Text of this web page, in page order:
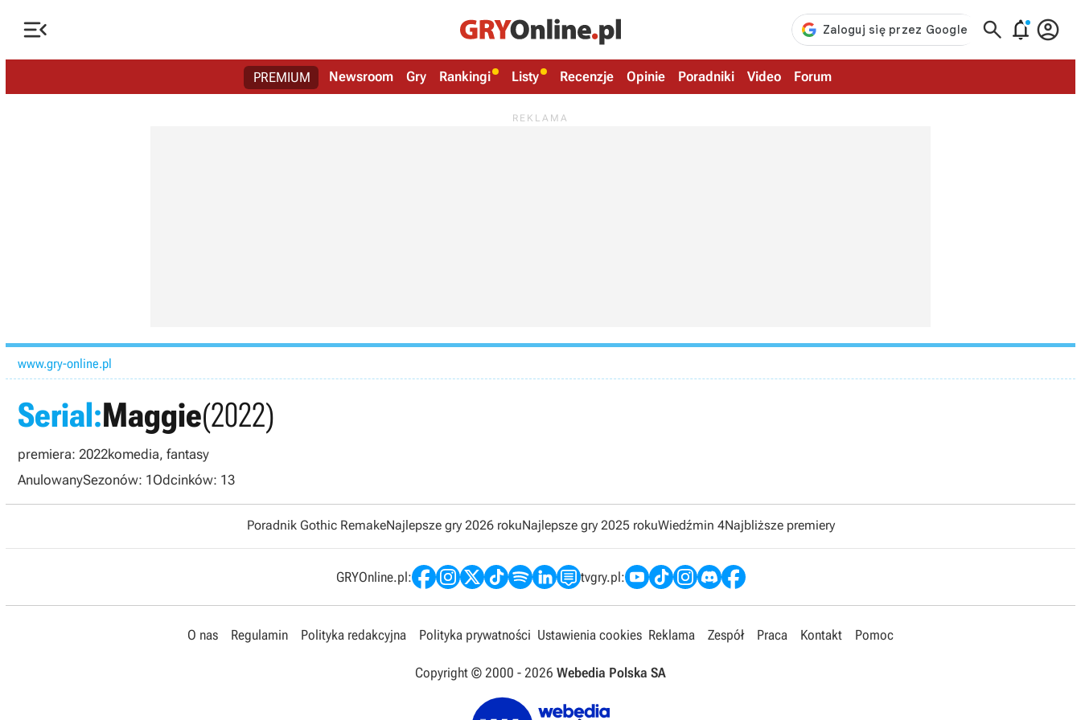
   
PREMIUM Newsroom Gry Rankingi Listy Recenzje Opinie Poradniki Video Forum
www.gry-online.pl
Serial:Maggie(2022)
premiera: 2022komedia, fantasy
AnulowanySezonów: 1 Odcinków: 13
Poradnik Gothic RemakeNajlepsze gry 2026 rokuNajlepsze gry 2025 rokuWiedźmin 4Najbliższe premiery
GRYOnline.pl: tvgry.pl:
O nas Regulamin Polityka redakcyjna Polityka prywatności Ustawienia cookies Reklama Zespół Praca Kontakt Pomoc
Copyright © 2000 - 2026 Webedia Polska SA